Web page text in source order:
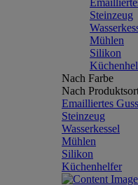
Steinzeug
Mühlen
Silikon
Nach Farbe
Nach
Emailliertes
Steinzeug
Wasserkessel
Mühlen
Silikon
Küchenhelfer